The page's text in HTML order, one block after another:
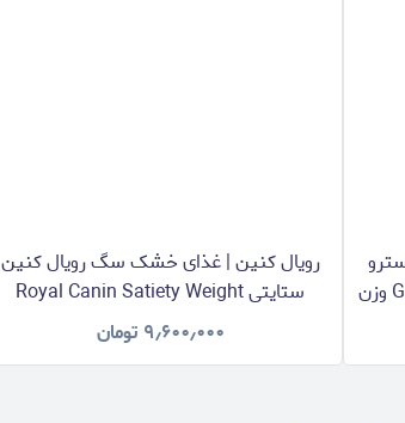
های فایبر Gastrointestinal High Fiber وزن
رویال کنین | غذای خشک سگ رویال کنین
ستایتی Royal Canin Satiety Weight
Management وزن 1.5 کیلوگرم
۹٫۶۰۰٫۰۰۰ تومان